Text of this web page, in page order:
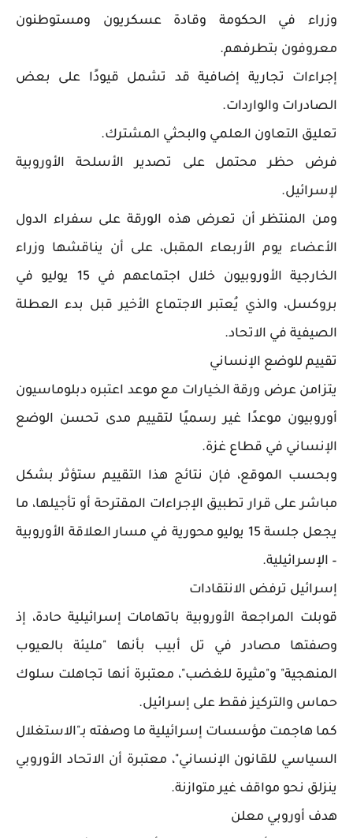
وزراء في الحكومة وقادة عسكريون ومستوطنون
معروفون بتطرفهم.
إجراءات تجارية إضافية قد تشمل قيودًا على بعض
الصادرات والواردات.
تعليق التعاون العلمي والبحثي المشترك.
فرض حظر محتمل على تصدير الأسلحة الأوروبية
لإسرائيل.
ومن المنتظر أن تعرض هذه الورقة على سفراء الدول
الأعضاء يوم الأربعاء المقبل، على أن يناقشها وزراء
الخارجية الأوروبيون خلال اجتماعهم في 15 يوليو في
بروكسل، والذي يُعتبر الاجتماع الأخير قبل بدء العطلة
الصيفية في الاتحاد.
تقييم للوضع الإنساني
يتزامن عرض ورقة الخيارات مع موعد اعتبره دبلوماسيون
أوروبيون موعدًا غير رسميًا لتقييم مدى تحسن الوضع
الإنساني في قطاع غزة.
وبحسب الموقع، فإن نتائج هذا التقييم ستؤثر بشكل
مباشر على قرار تطبيق الإجراءات المقترحة أو تأجيلها، ما
يجعل جلسة 15 يوليو محورية في مسار العلاقة الأوروبية
– الإسرائيلية.
إسرائيل ترفض الانتقادات
قوبلت المراجعة الأوروبية باتهامات إسرائيلية حادة، إذ
وصفتها مصادر في تل أبيب بأنها "مليئة بالعيوب
المنهجية" و"مثيرة للغضب"، معتبرة أنها تجاهلت سلوك
حماس والتركيز فقط على إسرائيل.
كما هاجمت مؤسسات إسرائيلية ما وصفته بـ"الاستغلال
السياسي للقانون الإنساني"، معتبرة أن الاتحاد الأوروبي
ينزلق نحو مواقف غير متوازنة.
هدف أوروبي معلن